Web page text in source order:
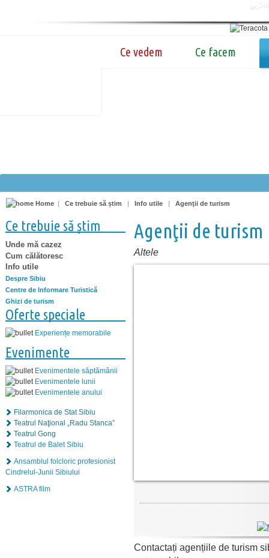
Ce vedem Ce facem
Home | Ce trebuie să știm | Info utile | Agenţii de turism
Ce trebuie să știm
Unde mă cazez
Cum călătoresc
Info utile
Despre Sibiu
Centre de Informare Turistică
Ghizi de turism
Oferte speciale
Experiențe memorabile
Evenimente
Evenimentele săptămânii
Evenimentele lunii
Evenimentele anului
Filarmonica de Stat Sibiu
Teatrul Naţional „Radu Stanca”
Teatrul Gong
Teatrul de Balet Sibiu
Ansamblul folcloric profesionist
Cindrelul-Junii Sibiului
ASTRA film
Agenţii de turism
Altele
Contactați agențiile de turism